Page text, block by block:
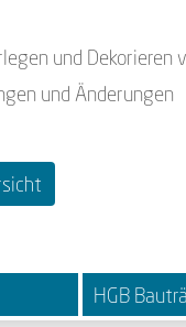
und Dekorieren
und Änderungen
HGB